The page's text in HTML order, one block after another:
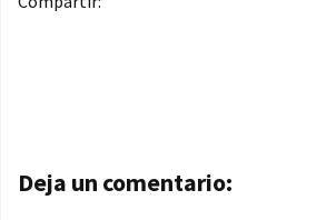
Navegación de
Deja un comentario: